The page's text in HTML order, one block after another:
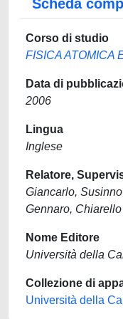
Scheda
Corso di studio
FISICA ATOMICA
Data di
2006
Lingua
Inglese
Relatore,
Giancarlo, Susinno
Gennaro, Chiarello
Nome Editore
Università della
Collezione di
Università della